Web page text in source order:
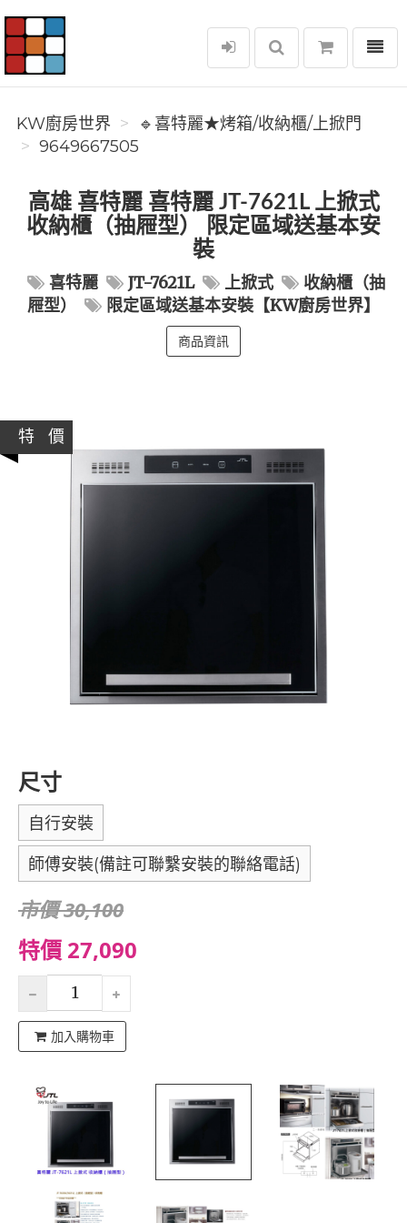
KW廚房世界
選單
KW廚房世界
🔹喜特麗★烤箱/收納櫃/上掀門
9649667505
高雄 喜特麗 喜特麗 JT-7621L 上掀式
收納櫃（抽屜型） 限定區域送基本安
裝
喜特麗 JT-7621L 上掀式
收納櫃（抽
屜型）
限定區域送基本安裝【KW廚房世界】
商品資訊
特 價
尺寸
自行安裝
師傅安裝(備註可聯繫安裝的聯絡電話)
市價 30,100
特價 27,090
加入購物車